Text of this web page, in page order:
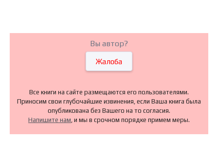
Вы автор?
Жалоба
Все книги на сайте размещаются его пользователями.
Приносим свои глубочайшие извинения, если Ваша книга была
опубликована без Вашего на то согласия.
Напишите нам , и мы в срочном порядке примем меры.